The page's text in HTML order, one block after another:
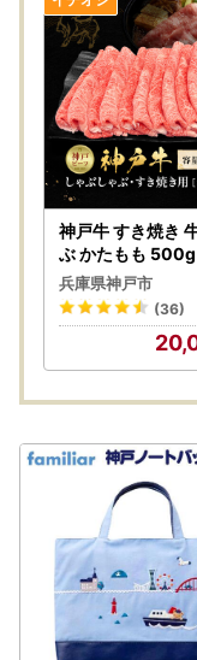
※※ご注意ください
【割引価格は詐欺
偽サイト・詐欺サイ
神戸市ふるさと納
サイトが複数見つ
「割引価格」、「
載のあるサイトは
絶対に申し込まな
神戸牛 すき焼き
ぶ かたもも 500g
ブシャブ
兵庫県神戸市
(36)